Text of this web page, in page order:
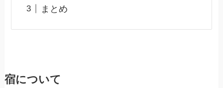
まとめ
宿について